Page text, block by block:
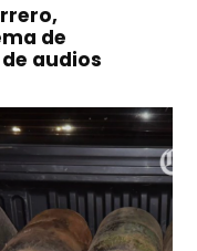
de
audios